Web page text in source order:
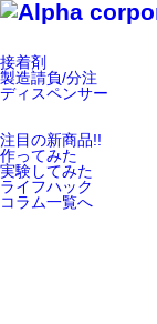
接着剤
製造請負/分注
ディスペンサー
注目の新商品!!
作ってみた
実験してみた
ライフハック
コラム一覧へ